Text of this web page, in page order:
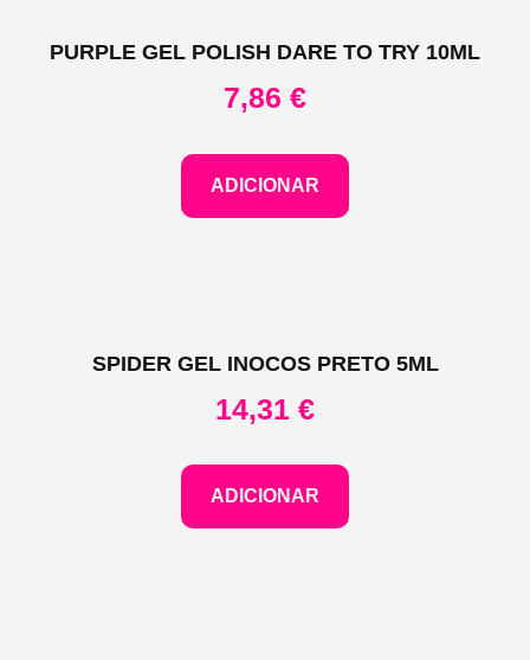
PURPLE GEL POLISH DARE TO TRY 10ML
7,86 €
ADICIONAR
SPIDER GEL INOCOS PRETO 5ML
14,31 €
ADICIONAR